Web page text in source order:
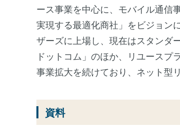
ース事業を中心に、モバイル通信
実現する最適化商社」をビジョン
ザーズに上場し、現在はスタンダ
ドットコム」のほか、リユース
事業拡大を続けており、ネット型
資料